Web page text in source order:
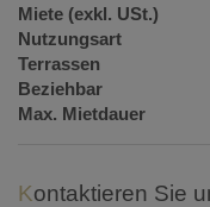
Miete (exkl. USt.)
Nutzungsart
Terrassen
Beziehbar
Max. Mietdauer
Kontaktieren Sie